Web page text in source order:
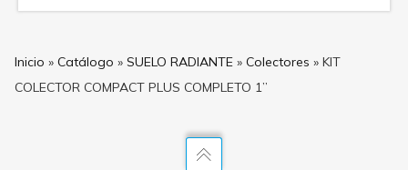
Inicio » Catálogo » SUELO RADIANTE » Colectores » KIT
COLECTOR COMPACT PLUS COMPLETO 1”